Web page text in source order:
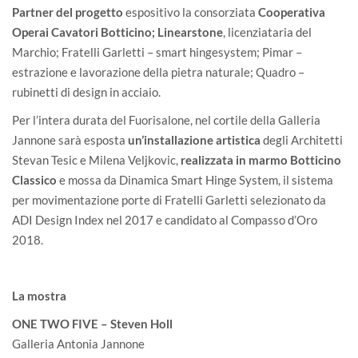
Partner del progetto espositivo la consorziata Cooperativa
Operai Cavatori Botticino; Linearstone, licenziataria del
Marchio; Fratelli Garletti – smart hingesystem; Pimar –
estrazione e lavorazione della pietra naturale; Quadro –
rubinetti di design in acciaio.
Per l’intera durata del Fuorisalone, nel cortile della Galleria
Jannone sarà esposta un’installazione artistica degli Architetti
Stevan Tesic e Milena Veljkovic, realizzata in marmo Botticino
Classico e mossa da Dinamica Smart Hinge System, il sistema
per movimentazione porte di Fratelli Garletti selezionato da
ADI Design Index nel 2017 e candidato al Compasso d’Oro
2018.
La mostra
ONE TWO FIVE – Steven Holl
Galleria Antonia Jannone